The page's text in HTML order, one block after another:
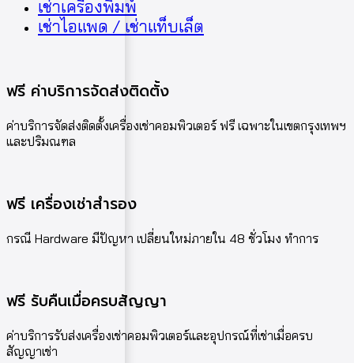
เช่าเครื่องพิมพ์
เช่าไอแพด / เช่าแท็บเล็ต
ฟรี ค่าบริการจัดส่งติดตั้ง
ค่าบริการจัดส่งติดตั้งเครื่องเช่าคอมพิวเตอร์ ฟรี เฉพาะในเขตกรุงเทพฯ
และปริมณฑล
ฟรี เครื่องเช่าสำรอง
กรณี Hardware มีปัญหา เปลี่ยนใหม่ภายใน 48 ชั่วโมง ทำการ
ฟรี รับคืนเมื่อครบสัญญา
ค่าบริการรับส่งเครื่องเช่าคอมพิวเตอร์และอุปกรณ์ที่เช่าเมื่อครบ
สัญญาเช่า